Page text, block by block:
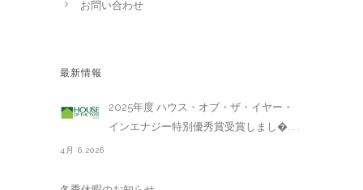
お問い合わせ
最新情報
2025年度 ハウス・オブ・ザ・イヤー・
インエナジー特別優秀賞受賞しまし�. . .
4月 6,2026